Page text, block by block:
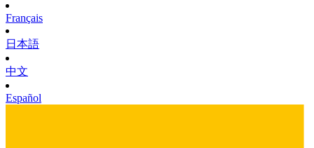
Français
日本語
中文
Español